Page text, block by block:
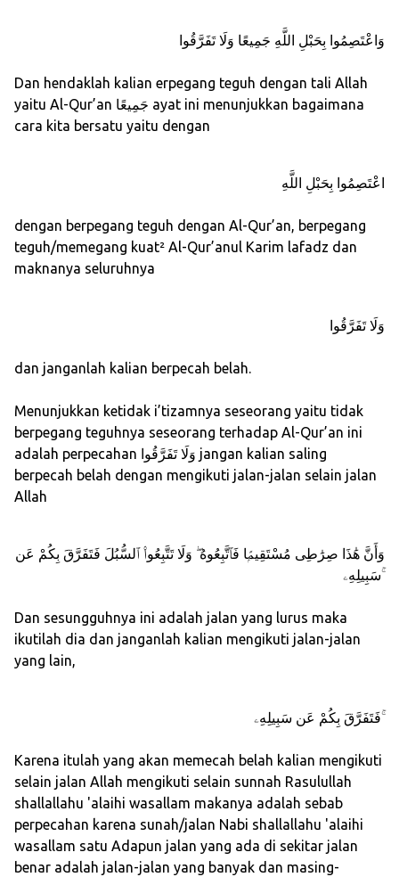
وَاعْتَصِمُوا بِحَبْلِ اللَّهِ جَمِيعًا وَلَا تَفَرَّقُوا
Dan hendaklah kalian erpegang teguh dengan tali Allah
yaitu Al-Qur’an جَمِيعًا ayat ini menunjukkan bagaimana
cara kita bersatu yaitu dengan
اعْتَصِمُوا بِحَبْلِ اللَّهِ
dengan berpegang teguh dengan Al-Qur’an, berpegang
teguh/memegang kuat² Al-Qur’anul Karim lafadz dan
maknanya seluruhnya
وَلَا تَفَرَّقُوا
dan janganlah kalian berpecah belah.
Menunjukkan ketidak i’tizamnya seseorang yaitu tidak
berpegang teguhnya seseorang terhadap Al-Qur’an ini
adalah perpecahan وَلَا تَفَرَّقُوا jangan kalian saling
berpecah belah dengan mengikuti jalan-jalan selain jalan
Allah
وَأَنَّ هَٰذَا صِرَٰطِى مُسْتَقِيمًۭا فَٱتَّبِعُوهُ ۖ وَلَا تَتَّبِعُوا۟ ٱلسُّبُلَ فَتَفَرَّقَ بِكُمْ عَن
سَبِيلِهِۦ ۚ
Dan sesungguhnya ini adalah jalan yang lurus maka
ikutilah dia dan janganlah kalian mengikuti jalan-jalan
yang lain,
فَتَفَرَّقَ بِكُمْ عَن سَبِيلِهِۦ ۚ
Karena itulah yang akan memecah belah kalian mengikuti
selain jalan Allah mengikuti selain sunnah Rasulullah
shallallahu 'alaihi wasallam makanya adalah sebab
perpecahan karena sunah/jalan Nabi shallallahu 'alaihi
wasallam satu Adapun jalan yang ada di sekitar jalan
benar adalah jalan-jalan yang banyak dan masing-